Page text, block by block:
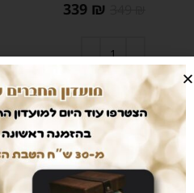
339 ₪
הוספה
nat4 קטגוריות